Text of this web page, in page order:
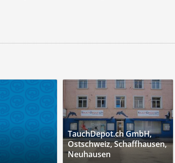
TauchDepot.ch GmbH,
Ostschweiz, Schaffhausen,
Neuhausen